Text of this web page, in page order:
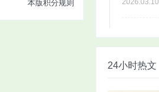
2026.03.10
24小时热文
本版积分规则